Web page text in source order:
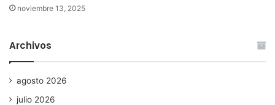
noviembre 13, 2025
Archivos
agosto 2026
julio 2026